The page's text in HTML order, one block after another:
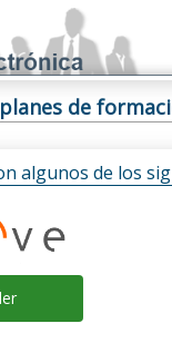
de
algunos de los